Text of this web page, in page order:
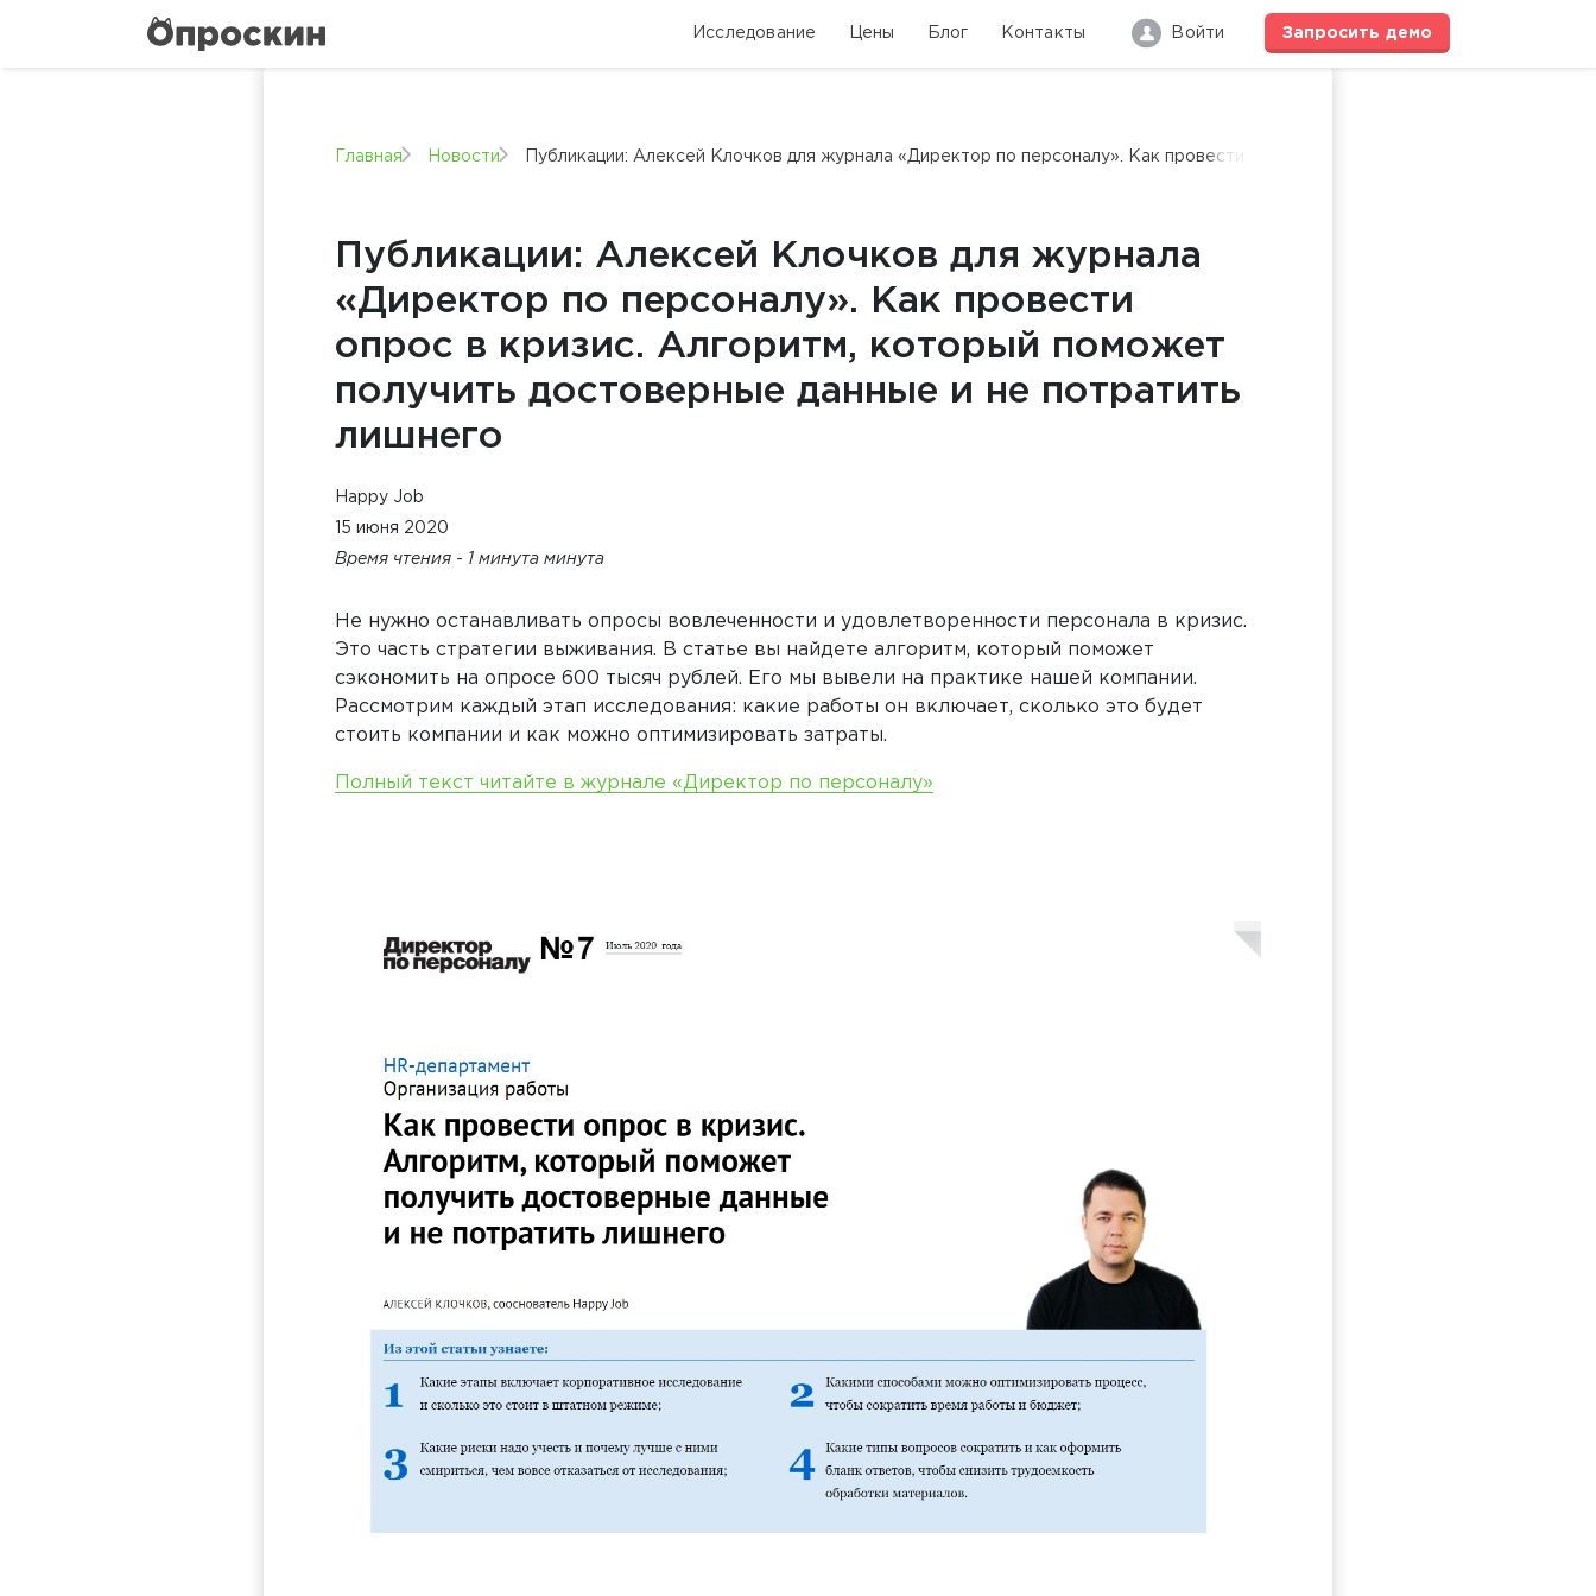
Исследование Цены Блог Контакты Войти Запросить демо
Главная Новости Публикации: Алексей Клочков для журнала «Директор по персоналу». Как провести опрос в кризис. Алгоритм, который
Публикации: Алексей Клочков для журнала
«Директор по персоналу». Как провести
опрос в кризис. Алгоритм, который поможет
получить достоверные данные и не потратить
лишнего
Happy Job
15 июня 2020
Время чтения - 1 минута минута
Не нужно останавливать опросы вовлеченности и удовлетворенности персонала в кризис.
Это часть стратегии выживания. В статье вы найдете алгоритм, который поможет
сэкономить на опросе 600 тысяч рублей. Его мы вывели на практике нашей компании.
Рассмотрим каждый этап исследования: какие работы он включает, сколько это будет
стоить компании и как можно оптимизировать затраты.
Полный текст читайте в журнале «Директор по персоналу»